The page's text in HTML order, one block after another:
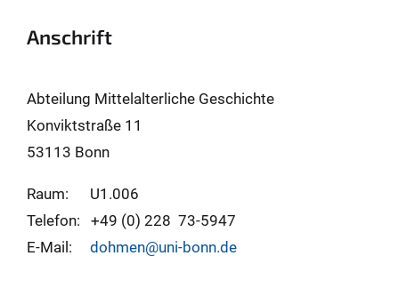
Anschrift
Abteilung Mittelalterliche Geschichte
Konviktstraße 11
53113 Bonn
Raum: U1.006
Telefon: +49 (0) 228 73-5947
E-Mail: dohmen@uni-bonn.de